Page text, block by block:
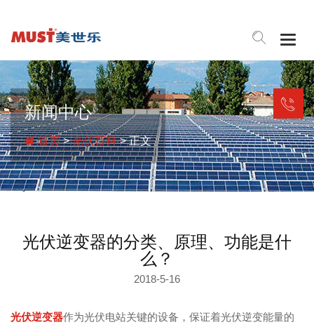
新闻中心
首页>光伏百科> 正文
光伏逆变器的分类、原理、功能是什
么？
2018-5-16
光伏逆变器作为光伏电站关键的设备，保证着光伏逆变能量的